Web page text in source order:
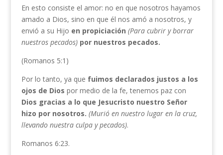
En esto consiste el amor: no en que nosotros hayamos
amado a Dios, sino en que él nos amó a nosotros, y
envió a su Hijo en propiciación (Para cubrir y borrar
nuestros pecados) por nuestros pecados.
(Romanos 5:1)
Por lo tanto, ya que fuimos declarados justos a los
ojos de Dios por medio de la fe, tenemos paz con
Dios gracias a lo que Jesucristo nuestro Señor
hizo por nosotros. (Murió en nuestro lugar en la cruz,
llevando nuestra culpa y pecados).
Romanos 6:23.